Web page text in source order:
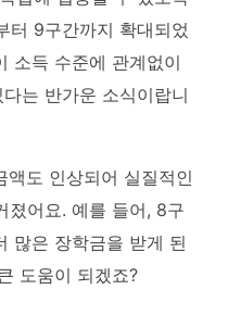
터 9구간까지 확대되었
소득 수준에 관계없이
는 반가운 소식이랍니
도 인상되어 실질적인
졌어요. 예를 들어, 8구
많은 장학금을 받게 된
도움이 되겠죠?